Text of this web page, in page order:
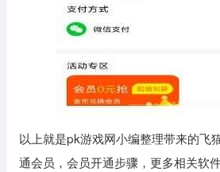
以上就是pk游戏网小编整理带来的飞
通会员，会员开通步骤，更多相关软